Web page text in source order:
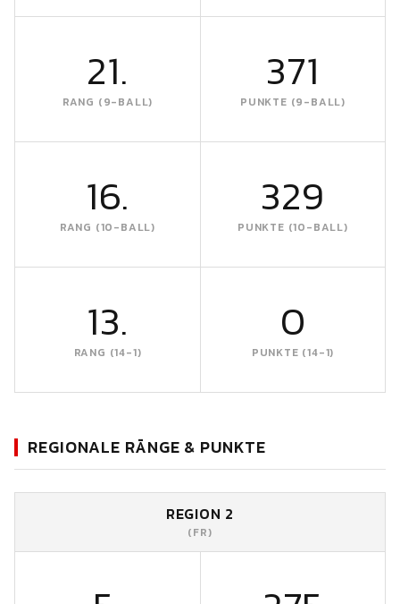
21.
RANG (9-BALL)
371
PUNKTE (9-BALL)
16.
RANG (10-BALL)
329
PUNKTE (10-BALL)
13.
RANG (14-1)
0
PUNKTE (14-1)
REGIONALE RÄNGE & PUNKTE
REGION 2
(FR)